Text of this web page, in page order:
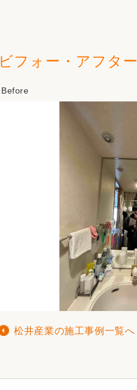
ビフォー・アフター
松井産業の施工事例一覧へ